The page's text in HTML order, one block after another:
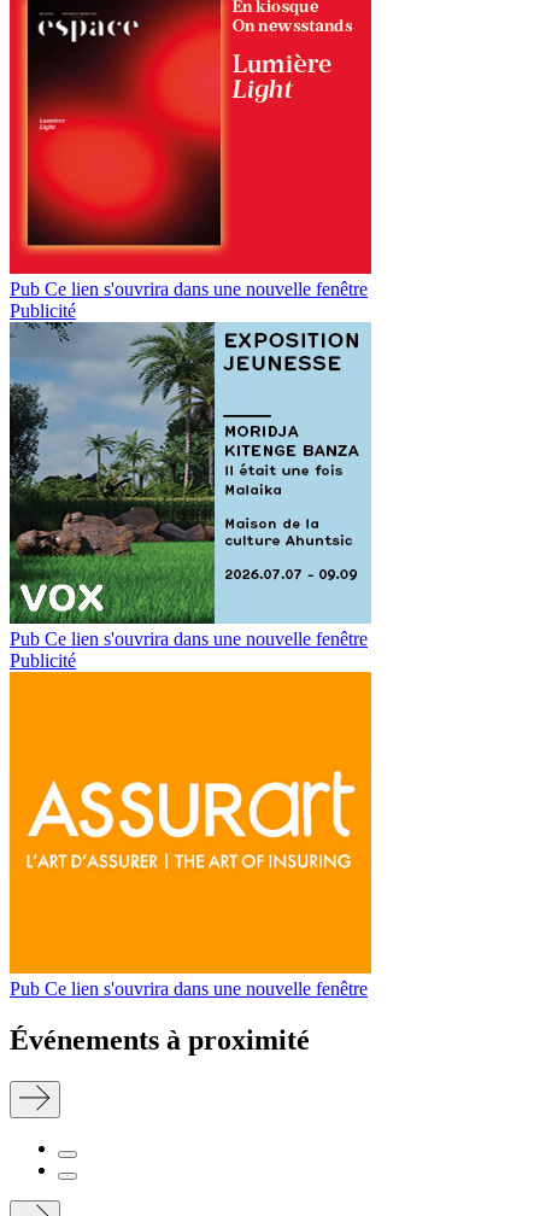
Pub Ce lien s'ouvrira dans une nouvelle fenêtre
Publicité
Pub Ce lien s'ouvrira dans une nouvelle fenêtre
Publicité
Pub Ce lien s'ouvrira dans une nouvelle fenêtre
Événements à proximité